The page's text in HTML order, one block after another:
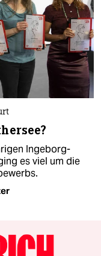
Ingeborg-
es viel um die